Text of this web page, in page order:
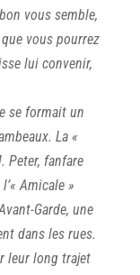
vous semble,
vous pourrez
lui convenir,
se formait un
La «
Peter, fanfare
Amicale »
Garde, une
dans les rues.
leur long trajet